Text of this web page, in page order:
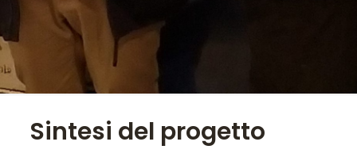
Sintesi del progetto